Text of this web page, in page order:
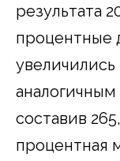
результата
процентные
увеличились
составив
процентная